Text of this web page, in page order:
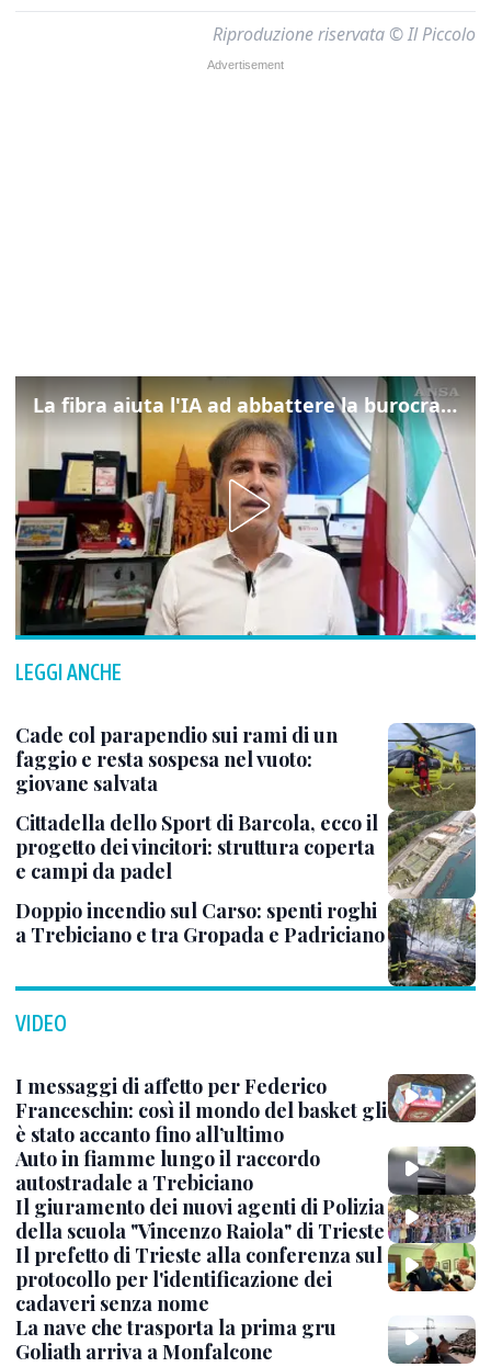
Riproduzione riservata © Il Piccolo
La fibra aiuta l'IA ad abbattere la burocrazia, progetto pilota in Veneto
LEGGI ANCHE
Cade col parapendio sui rami di un
faggio e resta sospesa nel vuoto:
giovane salvata
Cittadella dello Sport di Barcola, ecco il
progetto dei vincitori: struttura coperta
e campi da padel
Doppio incendio sul Carso: spenti roghi
a Trebiciano e tra Gropada e Padriciano
VIDEO
I messaggi di affetto per Federico
Franceschin: così il mondo del basket gli
è stato accanto fino all’ultimo
Auto in fiamme lungo il raccordo
autostradale a Trebiciano
Il giuramento dei nuovi agenti di Polizia
della scuola "Vincenzo Raiola" di Trieste
Il prefetto di Trieste alla conferenza sul
protocollo per l'identificazione dei
cadaveri senza nome
La nave che trasporta la prima gru
Goliath arriva a Monfalcone